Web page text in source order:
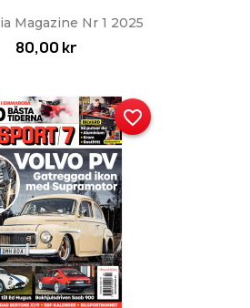
Magazine Nr 1 2025
80,00 kr
favorite_border